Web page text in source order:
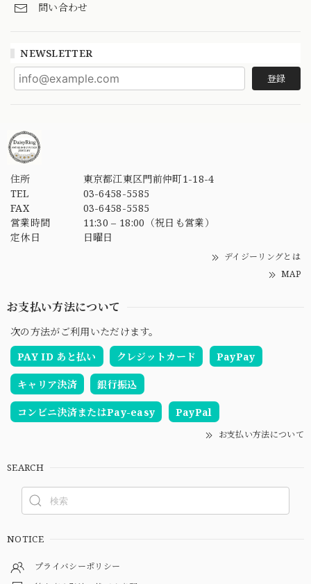
問い合わせ
NEWSLETTER
登録
住所
東京都江東区門前仲町1-18-4
TEL
03-6458-5585
FAX
03-6458-5585
営業時間
11:30 – 18:00（祝日も営業）
定休日
日曜日
デイジーリングとは
MAP
お支払い方法について
次の方法がご利用いただけます。
PAY ID あと払い
クレジットカード PayPay
キャリア決済 銀行振込
コンビニ決済またはPay-easy PayPal
お支払い方法について
SEARCH
NOTICE
プライバシーポリシー